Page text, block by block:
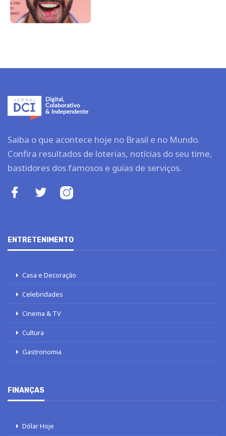
Saiba o que acontece hoje no Brasil e no Mundo.
Confira resultados de loterias, notícias do seu time,
bastidores dos famosos e guias de serviços.
ENTRETENIMENTO
Casa e Decoração
Celebridades
Cinema & TV
Cultura
Gastronomia
FINANÇAS
Dólar Hoje